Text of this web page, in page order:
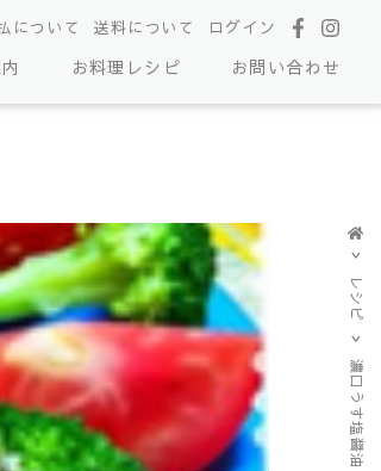
について 送料について ログイン
お料理レシピ お問い合わせ
レシピ
濃口うす塩醤油